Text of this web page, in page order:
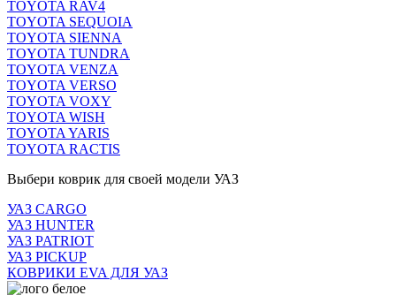
TOYOTA RAV4
TOYOTA SEQUOIA
TOYOTA SIENNA
TOYOTA TUNDRA
TOYOTA VENZA
TOYOTA VERSO
TOYOTA VOXY
TOYOTA WISH
TOYOTA YARIS
TOYOTA RACTIS
Выбери коврик для своей модели УАЗ
УАЗ CARGO
УАЗ HUNTER
УАЗ PATRIOT
УАЗ PICKUP
КОВРИКИ EVA ДЛЯ УАЗ